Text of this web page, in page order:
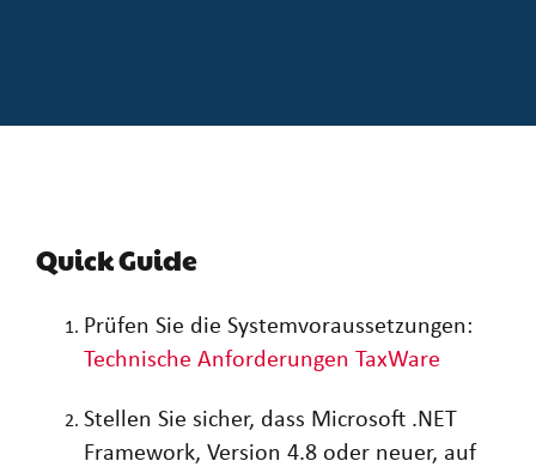
Quick Guide
Prüfen Sie die Systemvoraussetzungen:
Technische Anforderungen TaxWare
Stellen Sie sicher, dass Microsoft .NET
Framework, Version 4.8 oder neuer, auf